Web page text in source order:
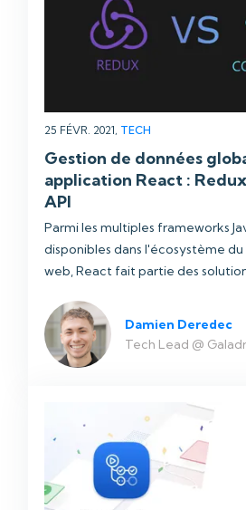
25 FÉVR. 2021, TECH
Gestion de données
application React :
API
Parmi les multiples frameworks
disponibles dans l'écosystème
web, React fait partie des
Damien Deredec
Tech Lead @